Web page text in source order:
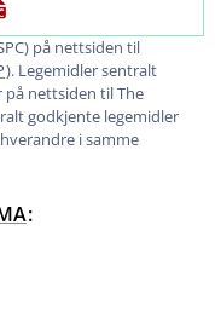
på nettsiden til
). Legemidler sentralt
nettsiden til The
godkjente legemidler
i samme
: